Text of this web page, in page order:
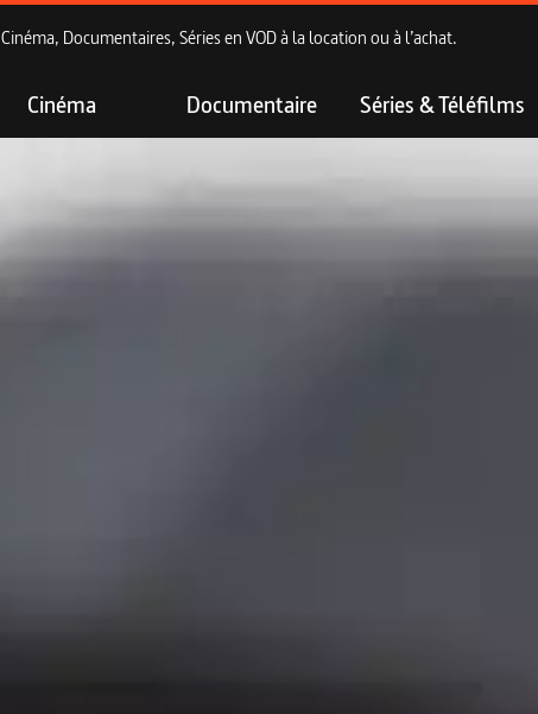
Cinéma, Documentaires, Séries en VOD à la location ou à l’achat.
Cinéma Documentaire Séries & Téléfilms